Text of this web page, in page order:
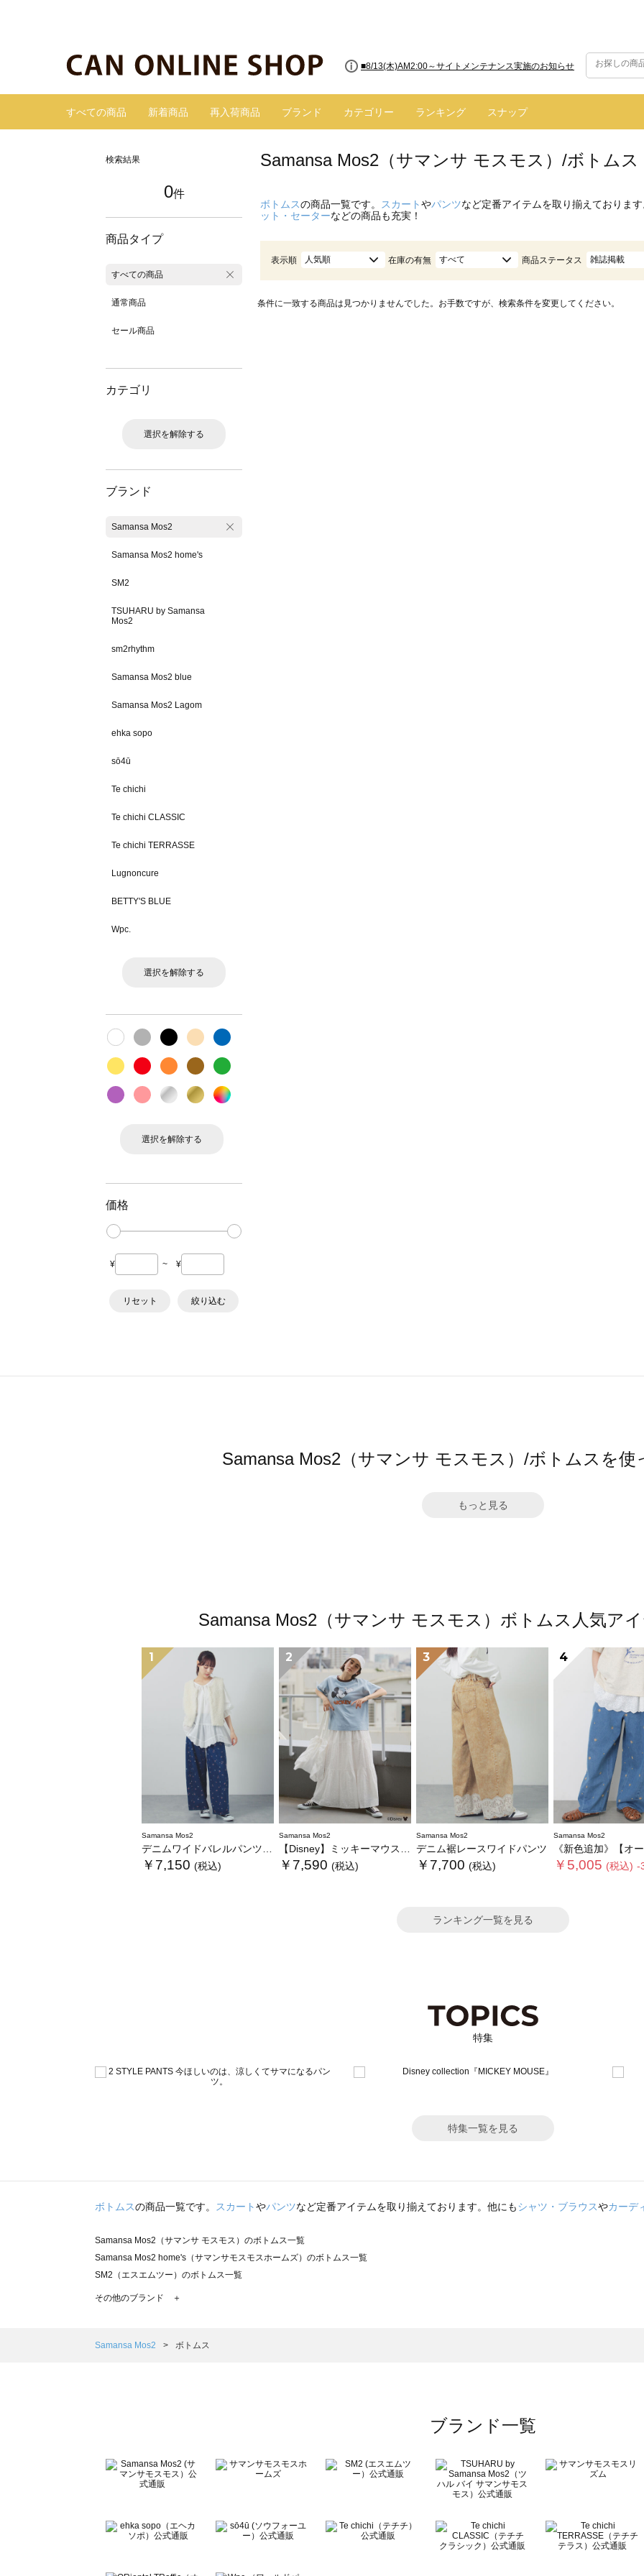
■8/13(木)AM2:00～サイトメンテナンス実施のお知らせ
すべての商品 新着商品 再入荷商品 ブランド カテゴリー ランキング スナップ
検索結果
0件
商品タイプ
すべての商品
通常商品
セール商品
カテゴリ
選択を解除する
ブランド
Samansa Mos2
Samansa Mos2 home's
SM2
TSUHARU by Samansa
Mos2
sm2rhythm
Samansa Mos2 blue
Samansa Mos2 Lagom
ehka sopo
sō4ū
Te chichi
Te chichi CLASSIC
Te chichi TERRASSE
Lugnoncure
BETTY'S BLUE
Wpc.
選択を解除する
選択を解除する
価格
¥ ~ ¥
リセット 絞り込む
Samansa Mos2（サマンサ モスモス）/ボトムス
ボトムスの商品一覧です。 スカートやパンツなど定番アイテムを取り揃えておりま
ット・セーターなどの商品も充実！
表示順 人気順 在庫の有無 すべて 商品ステータス 雑誌掲載
条件に一致する商品は見つかりませんでした。お手数ですが、検索条件を変更してください。
Samansa Mos2（サマンサ モスモス）/ボトムスを使
もっと見る
Samansa Mos2（サマンサ モスモス）ボトムス人気ア
1
Samansa Mos2
デニムワイドバレルパンツ〈WEB限定SS・XLサイズ〉
￥7,150 (税込)
2
Samansa Mos2
【Disney】ミッキーマウス/総刺繍スカート
￥7,590 (税込)
3
Samansa Mos2
デニム裾レースワイドパンツ
￥7,700 (税込)
4
Samansa Mos2
《新色追加》【オーガニックコットン】デ
￥5,005 (税込) -
ランキング一覧を見る
特集
特集一覧を見る
ボトムスの商品一覧です。 スカートやパンツなど定番アイテムを取り揃えております。他にもシャツ・ブラウスやカーデ
Samansa Mos2（サマンサ モスモス）のボトムス一覧
Samansa Mos2 home's（サマンサモスモスホームズ）のボトムス一覧
SM2（エスエムツー）のボトムス一覧
TSUHARU by Samansa Mos2（ツハルバイサマンサモスモス）のボトムス一覧
Samansa Mos2 Lagom（サマンサモスモス ラーゴム）のボトムス一覧
BETTY'S BLUE（べティーズブルー）のボトムス一覧
Wpc.（ワールドパーティー）のボトムス一覧
その他のブランド ＋
Samansa Mos2 ボトムス
ブランド一覧